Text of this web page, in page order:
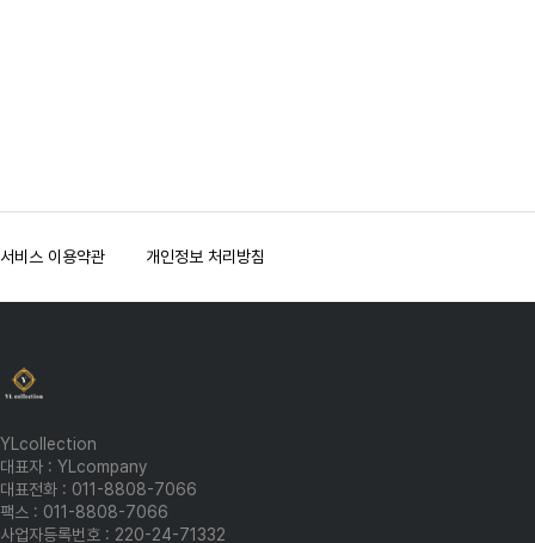
서비스 이용약관 개인정보 처리방침
YLcollection
대표자 : YLcompany
대표전화 : 011-8808-7066
팩스 : 011-8808-7066
사업자등록번호 : 220-24-71332